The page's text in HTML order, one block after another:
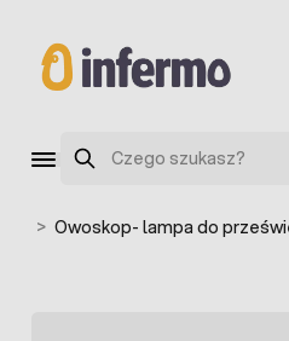
Szukaj
> Owoskop- lampa do